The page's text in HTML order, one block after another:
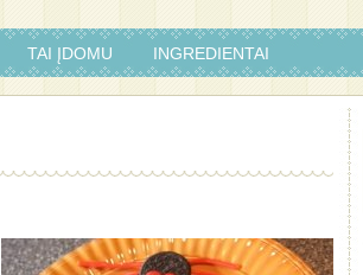
TAI ĮDOMU INGREDIENTAI